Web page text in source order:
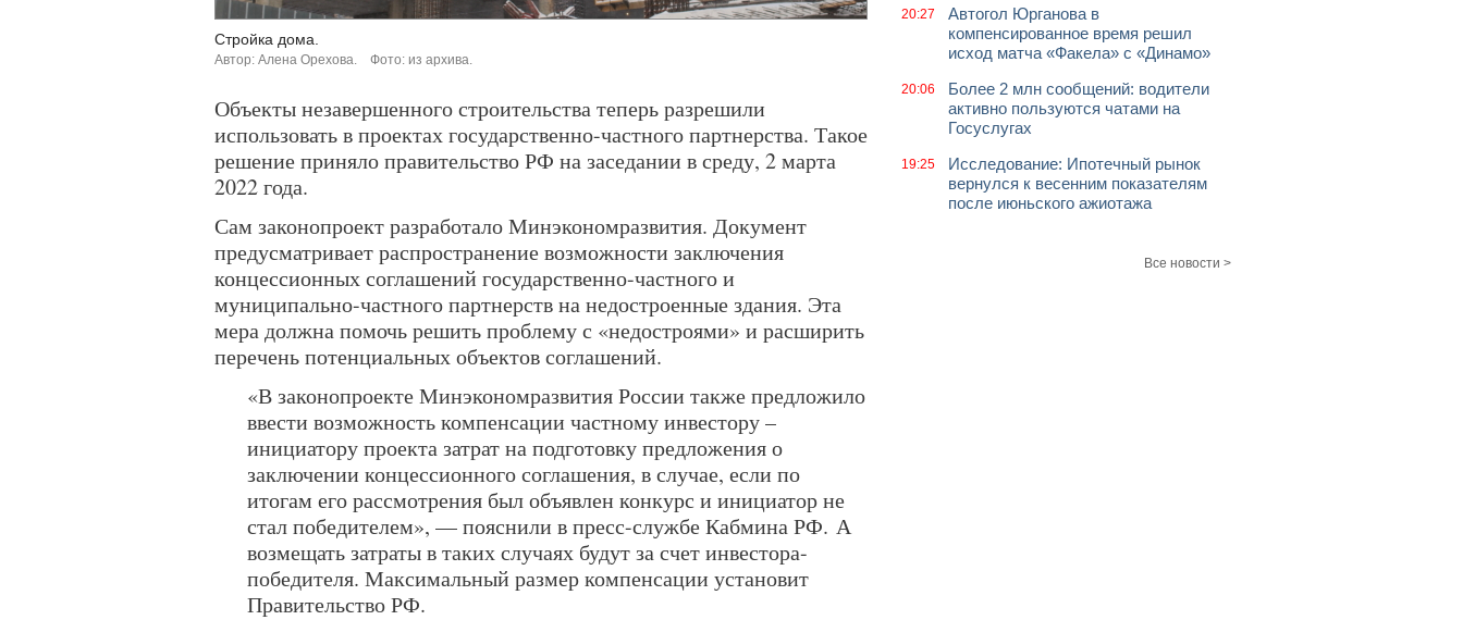
Стройка дома.
Автор: Алена Орехова. Фото: из архива.
Объекты незавершенного строительства теперь разрешили
использовать в проектах государственно-частного партнерства. Такое
решение приняло правительство РФ на заседании в среду, 2 марта
2022 года.
Сам законопроект разработало Минэкономразвития. Документ
предусматривает распространение возможности заключения
концессионных соглашений государственно-частного и
муниципально-частного партнерств на недостроенные здания. Эта
мера должна помочь решить проблему с «недостроями» и расширить
перечень потенциальных объектов соглашений.
«В законопроекте Минэкономразвития России также предложило
ввести возможность компенсации частному инвестору –
инициатору проекта затрат на подготовку предложения о
заключении концессионного соглашения, в случае, если по
итогам его рассмотрения был объявлен конкурс и инициатор не
стал победителем», — пояснили в пресс-службе Кабмина РФ. А
возмещать затраты в таких случаях будут за счет инвестора-
победителя. Максимальный размер компенсации установит
Правительство РФ.
20:27
Автогол Юрганова в
компенсированное время решил
исход матча «Факела» с «Динамо»
20:06
Более 2 млн сообщений: водители
активно пользуются чатами на
Госуслугах
19:25
Исследование: Ипотечный рынок
вернулся к весенним показателям
после июньского ажиотажа
Все новости >